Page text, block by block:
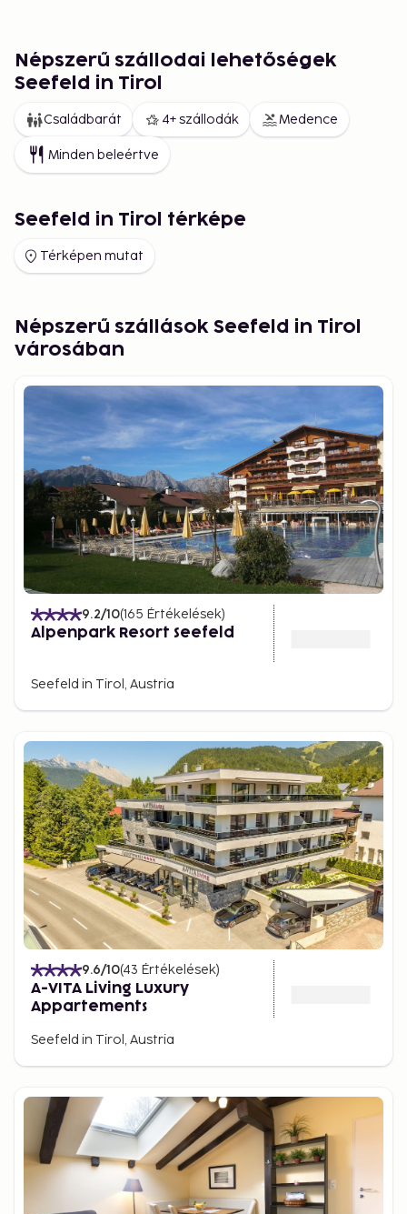
Népszerű szállodai lehetőségek
Seefeld in Tirol
Családbarát 4+ szállodák Medence
Minden beleértve
Seefeld in Tirol térképe
Térképen mutat
Népszerű szállások Seefeld in Tirol
városában
9.2/10(165 Értékelések)
Alpenpark Resort Seefeld
Seefeld in Tirol, Austria
9.6/10(43 Értékelések)
A-VITA Living Luxury
Appartements
Seefeld in Tirol, Austria